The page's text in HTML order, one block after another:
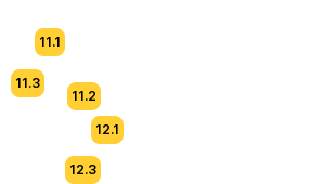
11.3
11.1
11.2
12.1
12.3